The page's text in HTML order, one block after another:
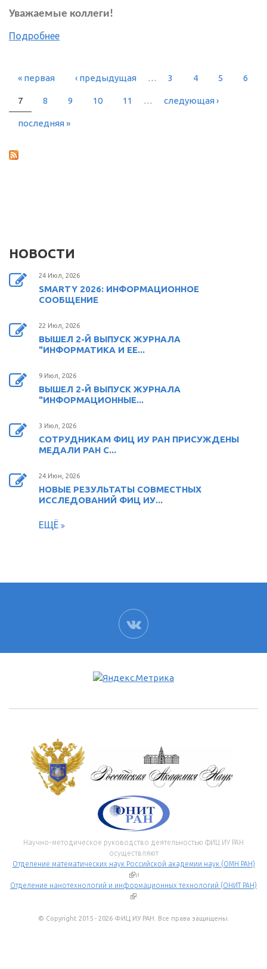
Уважаемые коллеги!
Подробнее
СТРАНИЦЫ
« первая ‹ предыдущая … 3 4 5 6
7 8 9 10 11 … следующая ›
последняя »
НОВОСТИ
24 Июл, 2026
SMARTY 2026: ИНФОРМАЦИОННОЕ
СООБЩЕНИЕ
22 Июл, 2026
ВЫШЕЛ 2-Й ВЫПУСК ЖУРНАЛА
"ИНФОРМАТИКА И ЕЕ...
9 Июл, 2026
ВЫШЕЛ 2-Й ВЫПУСК ЖУРНАЛА
"ИНФОРМАЦИОННЫЕ...
3 Июл, 2026
СОТРУДНИКАМ ФИЦ ИУ РАН ПРИСУЖДЕНЫ
МЕДАЛИ РАН С...
24 Июн, 2026
НОВЫЕ РЕЗУЛЬТАТЫ СОВМЕСТНЫХ
ИССЛЕДОВАНИЙ ФИЦ ИУ...
ЕЩЁ
ВК
Научно-методическое руководство деятельностью ФИЦ ИУ РАН
осуществляют
Отделение математических наук Российской академии наук (ОМН РАН)
(внешняя ссылка)
и
Отделение нанотехнологий и информационных технологий (ОНИТ РАН)
(внешняя ссылка)
.
© Copyright 2015 - 2026 ФИЦ ИУ РАН. Все права защищены.